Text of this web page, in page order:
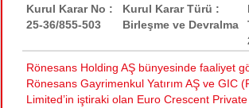
Kurul Karar No :
25-36/855-503
Kurul Karar Türü :
Birleşme ve Devralma
Rönesans Holding AŞ bünyesinde faaliyet
Rönesans Gayrimenkul Yatırım AŞ ve GIC
Limited’in iştiraki olan Euro Crescent